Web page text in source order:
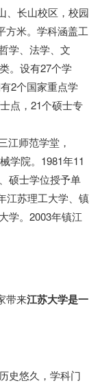
、长山校区，校园
方米。学科涵盖工
哲学、法学、文
。设有27个学
2个国家重点学
点，21个硕士专
江师范学堂，
学院。1981年11
硕士学位授予单
江苏理工大学、镇
学。2003年镇江
带来江苏大学是一
史悠久，学科门